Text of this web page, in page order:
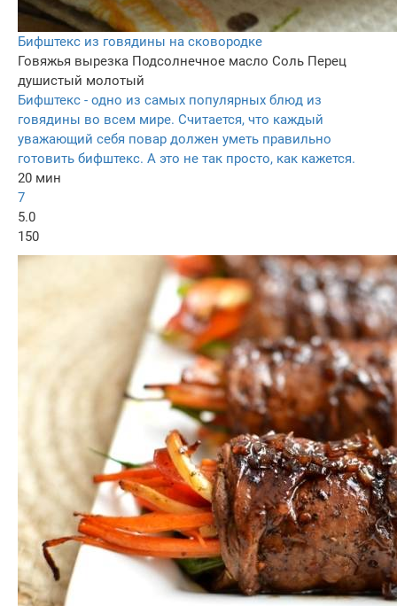
Бифштекс из говядины на сковородке
Говяжья вырезка Подсолнечное масло Соль Перец
душистый молотый
Бифштекс - одно из самых популярных блюд из
говядины во всем мире. Считается, что каждый
уважающий себя повар должен уметь правильно
готовить бифштекс. А это не так просто, как кажется.
20 мин
7
5.0
150